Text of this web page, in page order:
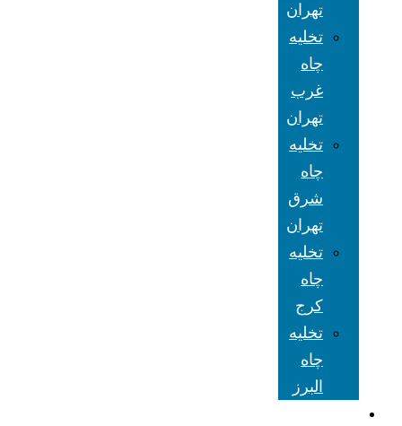
تهران
تخلیه
چاه
غرب
تهران
تخلیه
چاه
شرق
تهران
تخلیه
چاه
کرج
تخلیه
چاه
البرز